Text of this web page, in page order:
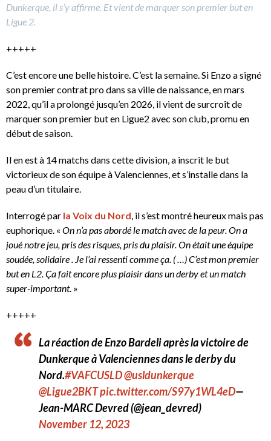
Dunkerque, il s’y affirme. Et vient de marquer son premier but en
Ligue 2.
+++++
C’est encore une belle histoire. C’est la semaine. Si Enzo a signé
son premier contrat pro dans sa ville de naissance, en mars
2022, qu’il a prolongé jusqu’en 2026, il vient de surcroît de
marquer son premier but en Ligue2 avec son club, promu en
début de saison.
Il en est à 14 matchs dans cette division, a inscrit le but
victorieux de son équipe à Valenciennes, et s’installe dans la
peau d’un titulaire.
Interrogé par la Voix du Nord , il s’est montré heureux mais pas
euphorique. « On n’a pas abordé le match avec de la peur. On a
joué notre jeu, pris des risques, pris du plaisir. On était une équipe
soudée, solidaire
. Je l’ai ressenti comme ça. (
…) C’est mon premier
but en L2. Ça fait encore plus plaisir dans un derby et un match
super-important. »
+++++
La réaction de Enzo Bardeli après la victoire de
Dunkerque à Valenciennes dans le derby du
Nord.#VAFCUSLD@usldunkerque
@Ligue2BKTpic.twitter.com/S97y1WL4eD—
Jean-MARC Devred (@jean_devred)
November 12, 2023